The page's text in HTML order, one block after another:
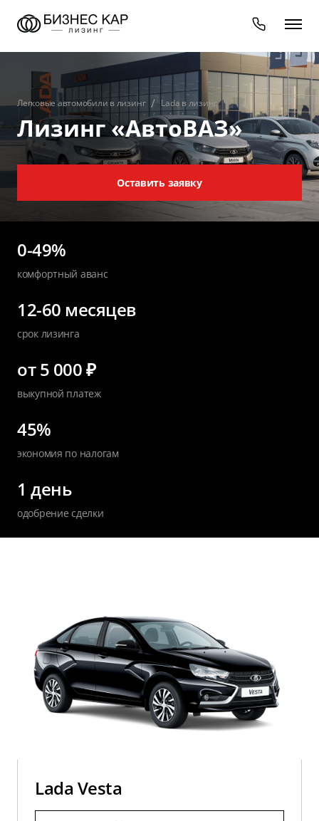
Легковые автомобили в лизинг Lada в лизинг
Лизинг «АвтоВАЗ»
Оставить заявку
0-49%
комфортный аванс
12-60 месяцев
срок лизинга
от 5 000 ₽
выкупной платеж
45%
экономия по налогам
1 день
одобрение сделки
Lada Vesta